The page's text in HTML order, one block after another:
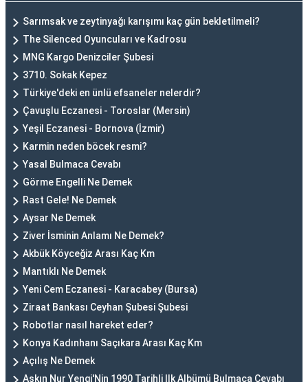
Sarımsak ve zeytinyağı karışımı kaç gün bekletilmeli?
The Silenced Oyuncuları ve Kadrosu
MNG Kargo Denizciler Şubesi
3710. Sokak Kepez
Türkiye'deki en ünlü efsaneler nelerdir?
Çavuşlu Eczanesi - Toroslar (Mersin)
Yeşil Eczanesi - Bornova (İzmir)
Karmin neden böcek resmi?
Yasal Bulmaca Cevabı
Görme Engelli Ne Demek
Rast Gele! Ne Demek
Aysar Ne Demek
Ziver İsminin Anlamı Ne Demek?
Akbük Köyceğiz Arası Kaç Km
Mantıklı Ne Demek
Yeni Cem Eczanesi - Karacabey (Bursa)
Ziraat Bankası Ceyhan Şubesi Şubesi
Robotlar nasıl hareket eder?
Konya Kadınhanı Saçıkara Arası Kaç Km
Açılış Ne Demek
Aşkın Nur Yengi'Nin 1990 Tarihli Ilk Albümü Bulmaca Cevabı